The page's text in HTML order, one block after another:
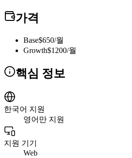
가격
Base$650/월
Growth$1200/월
핵심 정보
한국어 지원
영어만 지원
지원 기기
Web